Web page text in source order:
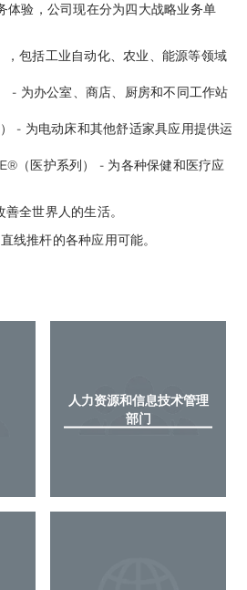
体验，公司现在分为四大战略业务单
包括工业自动化、农业、能源等领域
- 为办公室、商店、厨房和不同工作站
- 为电动床和其他舒适家具应用提供运
（医护系列） - 为各种保健和医疗应
全世界人的生活。
线推杆的各种应用可能。
人力资源和信息技术管理
部门